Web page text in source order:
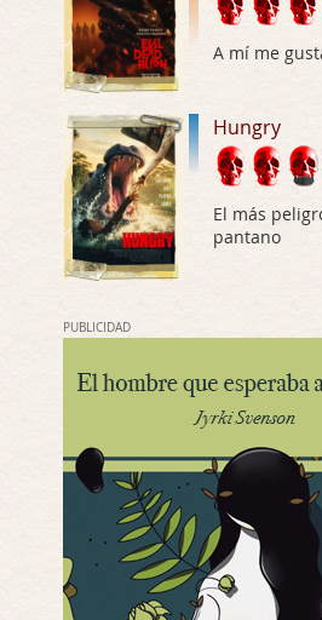
Las 10 películas gore de
Oscuras
Por: JORDI CRUYFF
Possession
Por: Chupasangre
Mi opinión en su día. Su
El eslabón podrido
Possession
Posesión Infernal: En Llamas
Por: FrancHis
Yo justo fui a verla ayer al cine
Por encima de tu cadáver
A mí me
Hungry
El más
pantano
PUBLICIDAD